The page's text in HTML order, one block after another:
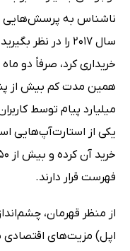
ناشناس به پرسش‌هایی
سال 2017 را در
خریداری کرد، صرفاً دو
همین مدت کم بیش از
میلیارد پیام توسط
فهرست قرار دارند.
از منظر قهرمان،
اپل) مزیت‌های اقتصادی